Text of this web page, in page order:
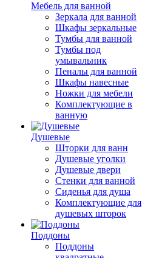
Мебель для ванной
Зеркала для ванной
Шкафы зеркальные
Тумбы для ванной
Тумбы под
умывальник
Пеналы для ванной
Шкафы навесные
Ножки для мебели
Комплектующие в
ванную
Душевые
Шторки для ванн
Душевые уголки
Душевые двери
Стенки для ванной
Сиденья для душа
Комплектующие для
душевых шторок
Поддоны
Поддоны